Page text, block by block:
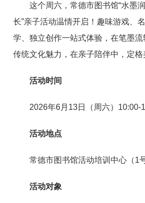
这个周六，常德市图书馆“水墨
长”亲子活动温情开启！趣味游戏、
学、独立创作一站式体验，在笔墨
传统文化魅力，在亲子陪伴中，定格
活动时间
2026年6月13日（周六）10:00-
活动地点
常德市图书馆活动培训中心（1
活动对象